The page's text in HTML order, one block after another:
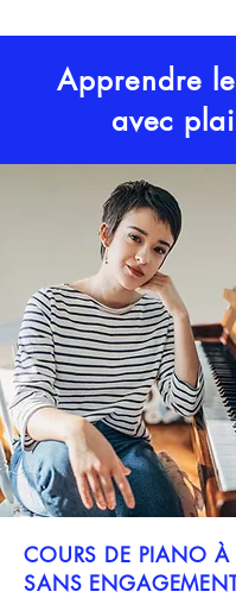
Apprendre
avec
COURS DE PIANO À
SANS